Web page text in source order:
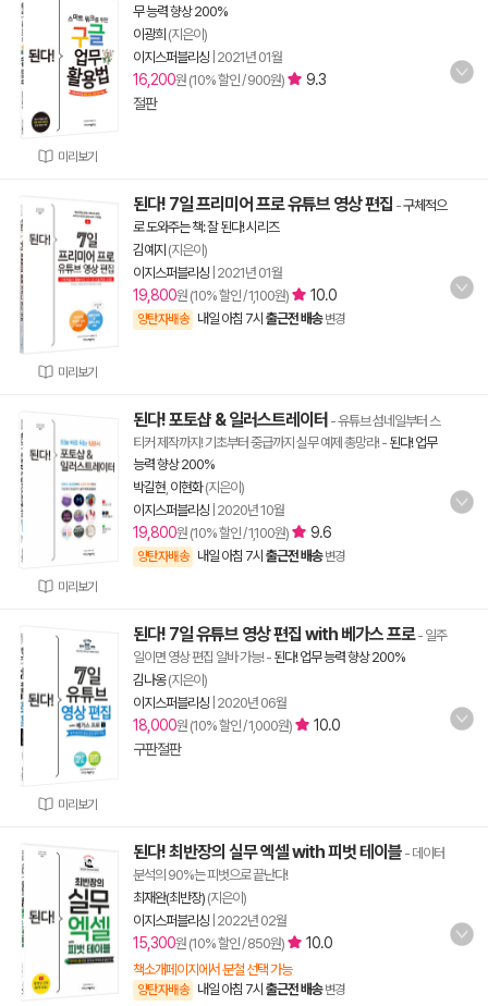
미리보기
무 능력 향상 200%
이광희 (지은이)
이지스퍼블리싱 2021년 01월
16,200원 (10% 할인 / 900원)
9.3
절판
미리보기
된다! 7일 프리미어 프로 유튜브 영상 편집 -구체적으
로 도와주는 책: 잘 된다! 시리즈
김예지 (지은이)
이지스퍼블리싱 2021년 01월
19,800원 (10% 할인 / 1,100원) 10.0
양탄자배송 내일 아침 7시 출근전 배송 변경
미리보기
된다! 포토샵 & 일러스트레이터 - 유튜브 섬네일부터 스
티커 제작까지! 기초부터 중급까지 실무 예제 총망라!- 된다! 업무
능력 향상 200%
박길현 이현화(지은이)
이지스퍼블리싱 2020년 10월
19,800원 (10% 할인 / 1,100원) 9.6
양탄자배송 내일 아침 7시 출근전 배송 변경
미리보기
된다! 7일 유튜브 영상 편집 with 베가스 프로- 일주
일이면 영상 편집 알바 가능!- 된다! 업무 능력 향상 200%
김나옹(지은이)
이지스퍼블리싱 2020년 06월
18,000원 (10% 할인 / 1,000원)
10.0
구판절판
된다! 최반장의 실무 엑셀 with 피벗 테이블 - 데이터
분석의 90%는 피벗으로 끝난다!
최재완(최반장) (지은이)
이지스퍼블리싱 2022년 02월
15,300원 (10% 할인 / 850원) 10.0
책소개페이지에서 분철 선택 가능
양탄자배송 내일 아침 7시 출근전 배송 변경